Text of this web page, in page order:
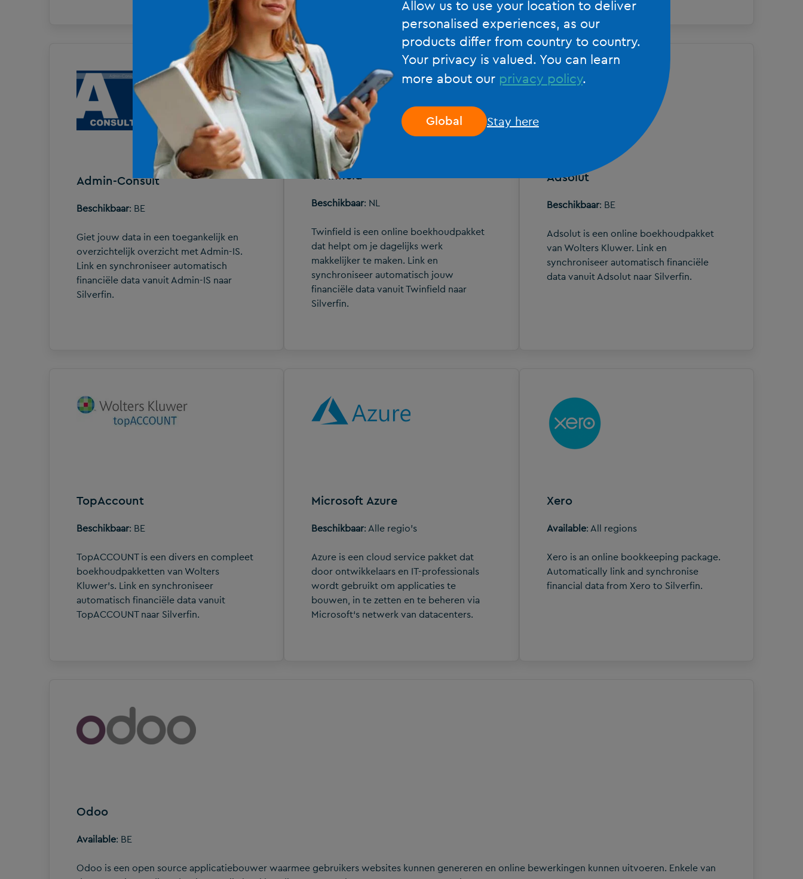
Admin-Consult
Beschikbaar: BE
Giet jouw data in een toegankelijk en
overzichtelijk overzicht met Admin-IS.
Link en synchroniseer automatisch
financiële data vanuit Admin-IS naar
Silverfin.
Twinfield
Beschikbaar: NL
Twinfield is een online boekhoudpakket
dat helpt om je dagelijks werk
makkelijker te maken. Link en
synchroniseer automatisch jouw
financiële data vanuit Twinfield naar
Silverfin.
Adsolut
Beschikbaar: BE
Adsolut is een online boekhoudpakket
van Wolters Kluwer. Link en
synchroniseer automatisch financiële
data vanuit Adsolut naar Silverfin.
TopAccount
Beschikbaar: BE
TopACCOUNT is een divers en compleet
boekhoudpakketten van Wolters
Kluwer's. Link en synchroniseer
automatisch financiële data vanuit
TopACCOUNT naar Silverfin.
Microsoft Azure
Beschikbaar: Alle regio's
Azure is een cloud service pakket dat
door ontwikkelaars en IT-professionals
wordt gebruikt om applicaties te
bouwen, in te zetten en te beheren via
Microsoft‘s netwerk van datacenters.
Xero
Available: All regions
Xero is an online bookkeeping package.
Automatically link and synchronise
financial data from Xero to Silverfin.
Odoo
Available: BE
Odoo is een open source applicatiebouwer waarmee gebruikers websites kunnen genereren en online bewerkingen kunnen uitvoeren. Enkele van
Allow us to use your location to deliver
personalised experiences, as our
products differ from country to country.
Your privacy is valued. You can learn
more about our privacy policy.
Global Stay here